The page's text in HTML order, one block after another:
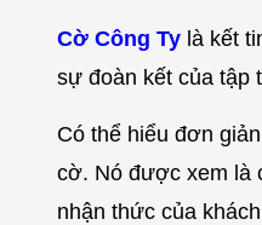
Cờ Công Ty là kết
sự đoàn kết của tập
Có thể hiểu đơn
cờ. Nó được xem là
nhận thức của